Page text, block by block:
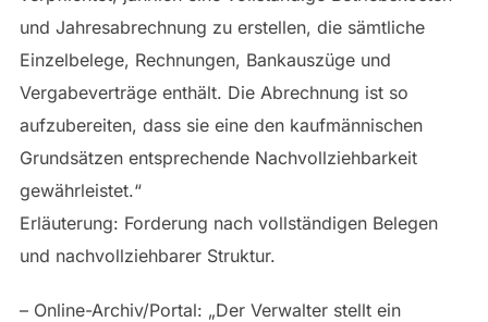
und Jahresabrechnung zu erstellen, die sämtliche
Einzelbelege, Rechnungen, Bankauszüge und
Vergabeverträge enthält. Die Abrechnung ist so
aufzubereiten, dass sie eine den kaufmännischen
Grundsätzen entsprechende Nachvollziehbarkeit
gewährleistet.“
Erläuterung: Forderung nach vollständigen Belegen
und nachvollziehbarer Struktur.
– Online-Archiv/Portal: „Der Verwalter stellt ein